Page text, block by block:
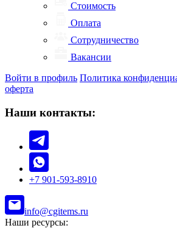
Стоимость
Оплата
Сотрудничество
Вакансии
Войти в профиль Политика
оферта
Наши контакты:
+7 901-593-8910
info@cgitems.ru
Наши ресурсы: